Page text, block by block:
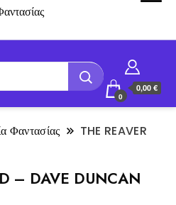
0
0,00 €
Φαντασίας
THE REAVER
– DAVE DUNCAN